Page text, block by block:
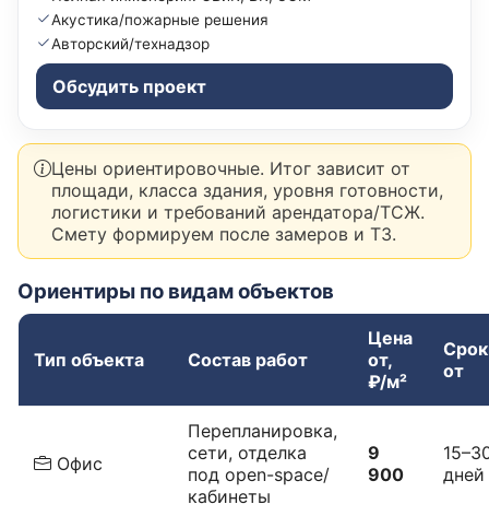
Акустика/пожарные решения
Авторский/технадзор
Обсудить проект
Цены ориентировочные. Итог зависит от
площади, класса здания, уровня готовности,
логистики и требований арендатора/ТСЖ.
Смету формируем после замеров и ТЗ.
Ориентиры по видам объектов
Тип объекта Состав работ
Цена
от,
₽/м²
от
Офис
Перепланировка,
сети, отделка
под open-space/
кабинеты
9
900
дней